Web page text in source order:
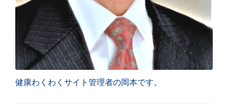
健康わくわくサイト管理者の岡本です。